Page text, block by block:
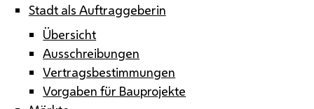
Stadt als Auftraggeberin
Übersicht
Ausschreibungen
Vertragsbestimmungen
Vorgaben für Bauprojekte